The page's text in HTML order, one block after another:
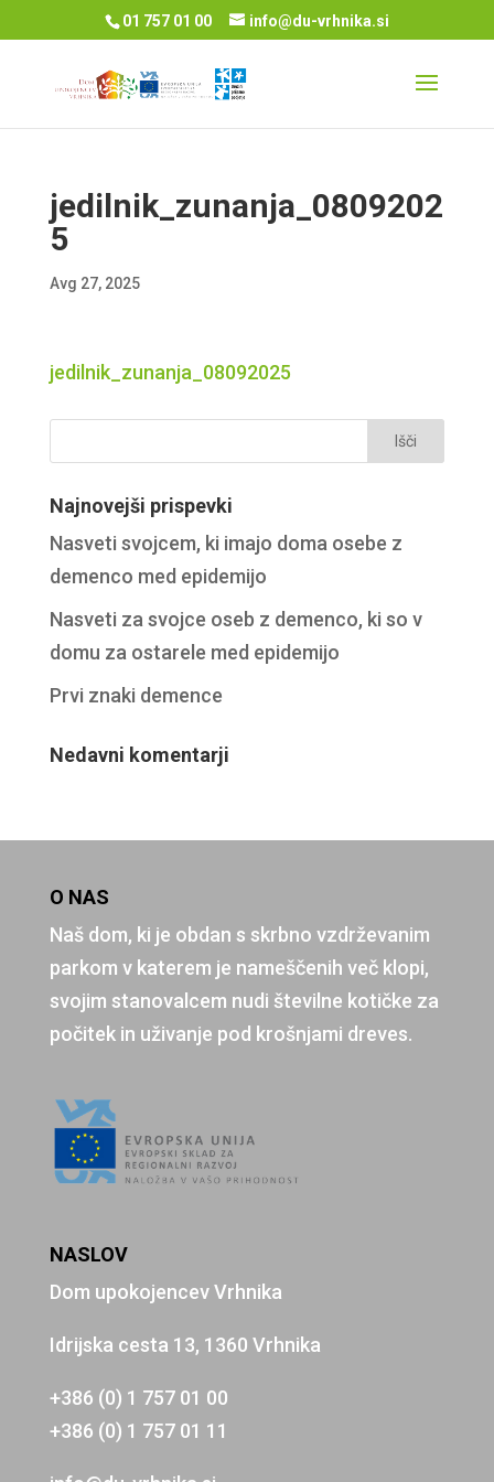
01 757 01 00 info@du-vrhnika.si
jedilnik_zunanja_0809202
5
Avg 27, 2025
jedilnik_zunanja_08092025
Najnovejši prispevki
Nasveti svojcem, ki imajo doma osebe z
demenco med epidemijo
Nasveti za svojce oseb z demenco, ki so v
domu za ostarele med epidemijo
Prvi znaki demence
Nedavni komentarji
O NAS
Naš dom, ki je obdan s skrbno vzdrževanim
parkom v katerem je nameščenih več klopi,
svojim stanovalcem nudi številne kotičke za
počitek in uživanje pod krošnjami dreves.
NASLOV
Dom upokojencev Vrhnika
Idrijska cesta 13, 1360 Vrhnika
+386 (0) 1 757 01 00
+386 (0) 1 757 01 11